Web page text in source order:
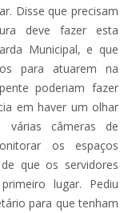
Disse que precisam
deve fazer esta
Municipal, e que
para atuarem na
poderiam fazer
em haver um olhar
câmeras de
os espaços
que os servidores
lugar. Pediu
para que tenham